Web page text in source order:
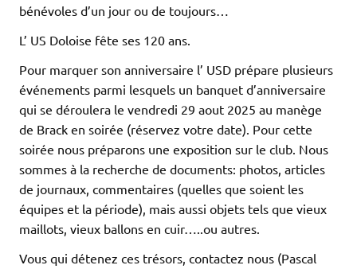
bénévoles d’un jour ou de toujours…
L’ US Doloise fête ses 120 ans.
Pour marquer son anniversaire l’ USD prépare plusieurs
événements parmi lesquels un banquet d’anniversaire
qui se déroulera le vendredi 29 aout 2025 au manège
de Brack en soirée (réservez votre date). Pour cette
soirée nous préparons une exposition sur le club. Nous
sommes à la recherche de documents: photos, articles
de journaux, commentaires (quelles que soient les
équipes et la période), mais aussi objets tels que vieux
maillots, vieux ballons en cuir…..ou autres.
Vous qui détenez ces trésors, contactez nous (Pascal